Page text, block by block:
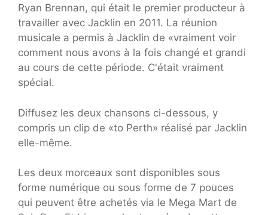
Ryan Brennan, qui était le premier producteur à
travailler avec Jacklin en 2011. La réunion
musicale a permis à Jacklin de «vraiment voir
comment nous avons à la fois changé et grandi
au cours de cette période. C'était vraiment
spécial.
Diffusez les deux chansons ci-dessous, y
compris un clip de «to Perth» réalisé par Jacklin
elle-même.
Les deux morceaux sont disponibles sous
forme numérique ou sous forme de 7 pouces
qui peuvent être achetés via le Mega Mart de